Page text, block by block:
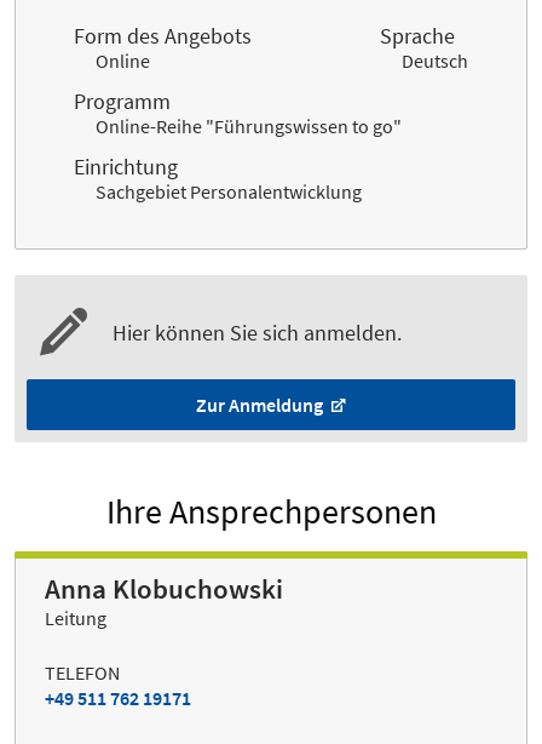
Form des Angebots
Online
Sprache
Deutsch
Programm
Online-Reihe "Führungswissen to go"
Einrichtung
Sachgebiet Personalentwicklung
Hier können Sie sich anmelden.
Zur Anmeldung
Ihre Ansprechpersonen
Anna Klobuchowski
Leitung
TELEFON
+49 511 762 19171